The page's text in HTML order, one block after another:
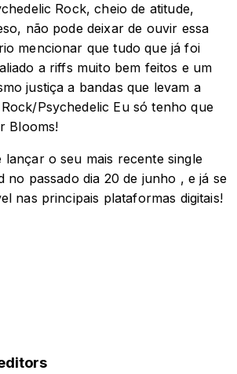
Rock, cheio de atitude,
não pode deixar de ouvir essa
mencionar que tudo que já foi
a riffs muito bem feitos e um
justiça a bandas que levam a
Psychedelic Eu só tenho que
Blooms!
lançar o seu mais recente single
no passado dia 20 de junho , e já se
nas principais plataformas digitais!